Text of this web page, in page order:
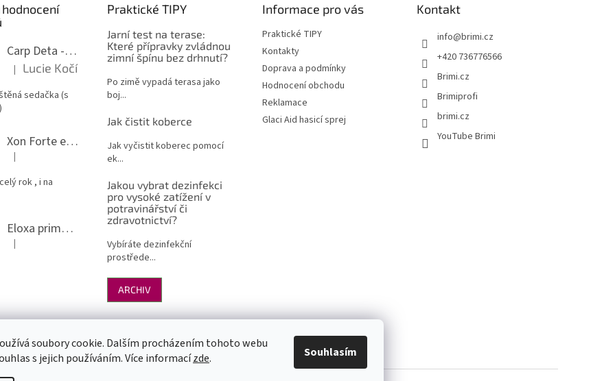
soubory cookie. Dalším procházením tohoto webu
s jejich používáním. Více informacízde. Souhlasím
Carp Deta -odstranění skvrn z koberců
Hodnocení produktu je 5 z 5 hvězdiček.
| Lucie Kočí
sedačka (s
Xon Forte ekologický čistič grilu a odmašťovač do kuchyně
Hodnocení produktu je 5 z 5 hvězdiček.
|
rok , i na
Eloxa prima - leštění nerezu a hliníku
Hodnocení produktu je 5 z 5 hvězdiček.
|
Praktické TIPY
Jarní test na terase:
Které přípravky zvládnou
zimní špínu bez drhnutí?
Po zimě vypadá terasa jako
boj...
Jak čistit koberce
Jak vyčistit koberec pomocí
ek...
Jakou vybrat dezinfekci
pro vysoké zatížení v
potravinářství či
zdravotnictví?
Vybíráte dezinfekční
prostřede...
ARCHIV
Informace pro vás
Praktické TIPY
Kontakty
Doprava a podmínky
Hodnocení obchodu
Reklamace
Glaci Aid hasicí sprej
Kontakt
info@brimi.cz
+420 736776566
Brimi.cz
Brimiprofi
brimi.cz
YouTube Brimi
Ochrana osobních údajů Reklamace